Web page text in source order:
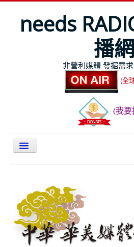
needs
播網
非營利媒體 發掘需
(全
(我要
今日最新
節目表
全球Live收聽
needs 專欄